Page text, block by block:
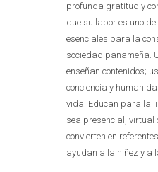
profunda gratitud y
que su labor es uno
esenciales para la
sociedad panameña.
enseñan contenidos;
conciencia y
vida. Educan para la
sea presencial, virtual
convierten en
ayudan a la niñez y a